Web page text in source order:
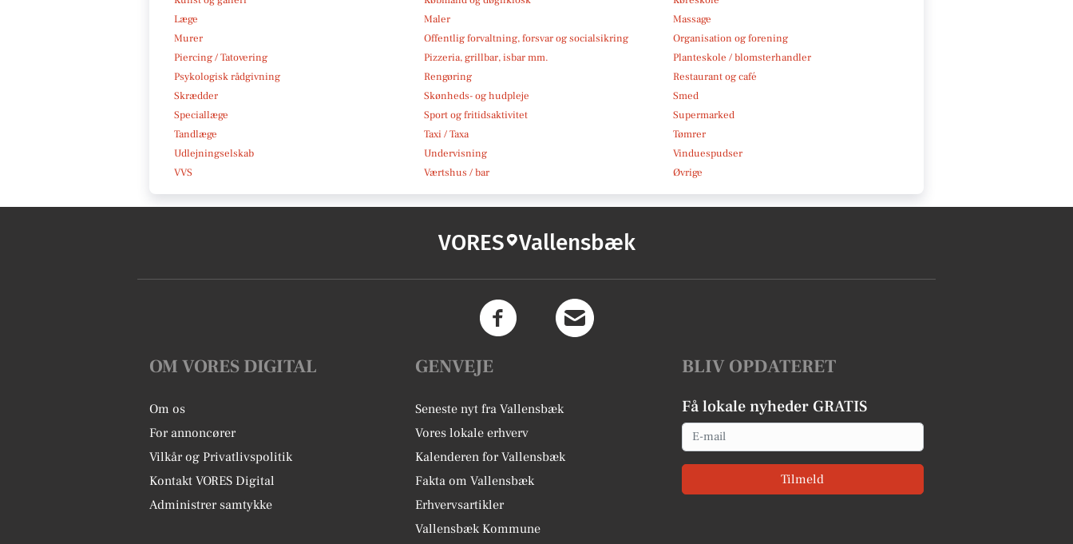
Læge
Maler
Massage
Murer
Offentlig forvaltning, forsvar og socialsikring
Organisation og forening
Piercing / Tatovering
Pizzeria, grillbar, isbar mm.
Planteskole / blomsterhandler
Psykologisk rådgivning
Rengøring
Restaurant og café
Skrædder
Skønheds- og hudpleje
Smed
Speciallæge
Sport og fritidsaktivitet
Supermarked
Tandlæge
Taxi / Taxa
Tømrer
Udlejningselskab
Undervisning
Vinduespudser
VVS
Værtshus / bar Øvrige
VORES Vallensbæk
OM VORES DIGITAL
Om os
For annoncører
Vilkår og Privatlivspolitik
Kontakt VORES Digital
Administrer samtykke
GENVEJE
Seneste nyt fra Vallensbæk
Vores lokale erhverv
Kalenderen for Vallensbæk
Fakta om Vallensbæk
Erhvervsartikler
Vallensbæk Kommune
BLIV OPDATERET
Få lokale nyheder GRATIS
Email
Tilmeld